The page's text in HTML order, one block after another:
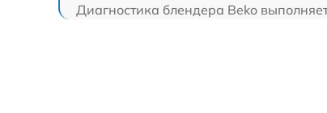
Диагностика блендера Beko